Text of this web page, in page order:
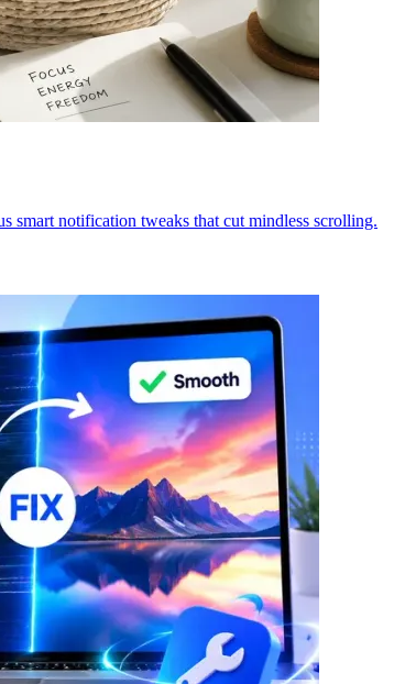
smart notification tweaks that cut mindless scrolling.